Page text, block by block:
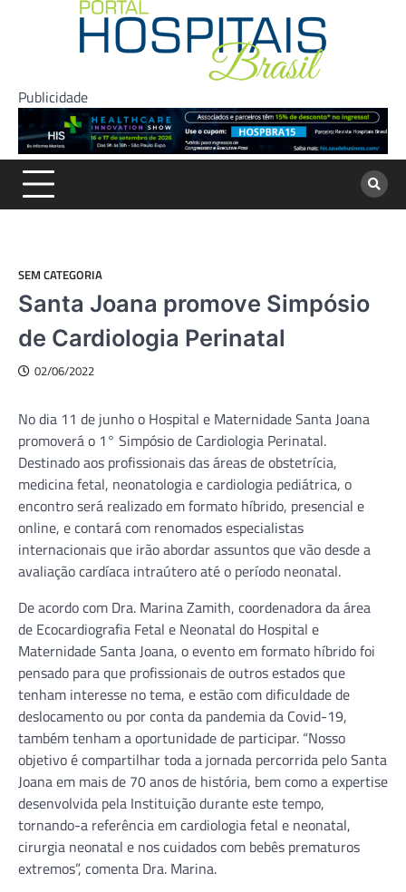
Publicidade
SEM CATEGORIA
Santa Joana promove Simpósio
de Cardiologia Perinatal
02/06/2022
No dia 11 de junho o Hospital e Maternidade Santa Joana
promoverá o 1° Simpósio de Cardiologia Perinatal.
Destinado aos profissionais das áreas de obstetrícia,
medicina fetal, neonatologia e cardiologia pediátrica, o
encontro será realizado em formato híbrido, presencial e
online, e contará com renomados especialistas
internacionais que irão abordar assuntos que vão desde a
avaliação cardíaca intraútero até o período neonatal.
De acordo com Dra. Marina Zamith, coordenadora da área
de Ecocardiografia Fetal e Neonatal do Hospital e
Maternidade Santa Joana, o evento em formato híbrido foi
pensado para que profissionais de outros estados que
tenham interesse no tema, e estão com dificuldade de
deslocamento ou por conta da pandemia da Covid-19,
também tenham a oportunidade de participar. “Nosso
objetivo é compartilhar toda a jornada percorrida pelo Santa
Joana em mais de 70 anos de história, bem como a expertise
desenvolvida pela Instituição durante este tempo,
tornando-a referência em cardiologia fetal e neonatal,
cirurgia neonatal e nos cuidados com bebês prematuros
extremos”, comenta Dra. Marina.